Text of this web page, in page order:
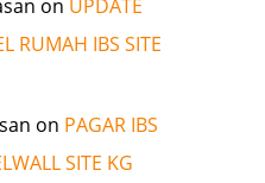
on UPDATE
RUMAH IBS SITE
on PAGAR IBS
SITE KG